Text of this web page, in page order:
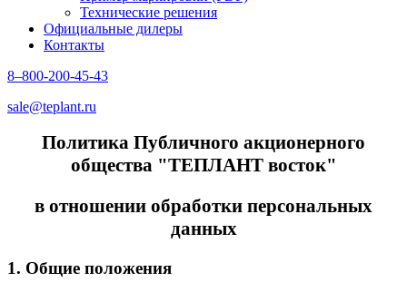
Технические решения
Официальные дилеры
Контакты
8–800-200-45-43
sale@teplant.ru
Политика Публичного акционерного
общества "ТЕПЛАНТ восток"
в отношении обработки персональных
данных
1. Общие положения